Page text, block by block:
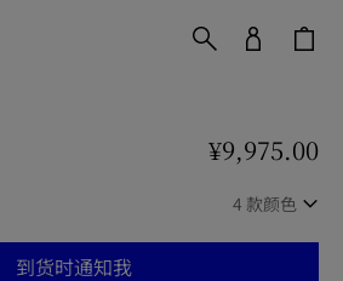
¥9,975.00
4 款颜色
到货时通知我